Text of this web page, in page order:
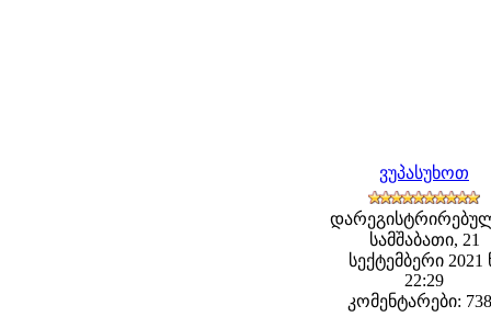
ვუპასუხოთ
სამშაბათი, 21
სექტემბერი 2021
22:29
კომენტარები: